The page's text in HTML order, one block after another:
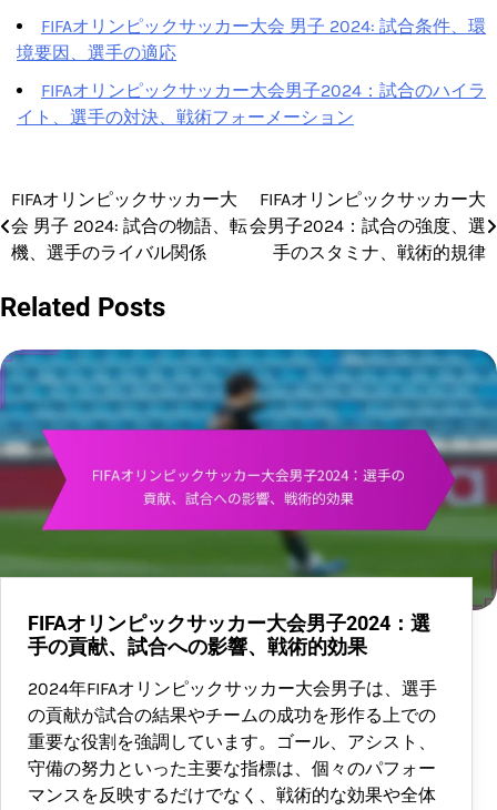
FIFAオリンピックサッカー大会 男子 2024: 試合条件、環
境要因、選手の適応
FIFAオリンピックサッカー大会男子2024：試合のハイラ
イト、選手の対決、戦術フォーメーション
Post
navigation
FIFAオリンピックサッカー大
会 男子 2024: 試合の物語、転
機、選手のライバル関係
FIFAオリンピックサッカー大
会男子2024：試合の強度、選
手のスタミナ、戦術的規律
Related Posts
FIFAオリンピックサッカー大会男子2024：選
手の貢献、試合への影響、戦術的効果
2024年FIFAオリンピックサッカー大会男子は、選手
の貢献が試合の結果やチームの成功を形作る上での
重要な役割を強調しています。ゴール、アシスト、
守備の努力といった主要な指標は、個々のパフォー
マンスを反映するだけでなく、戦術的な効果や全体